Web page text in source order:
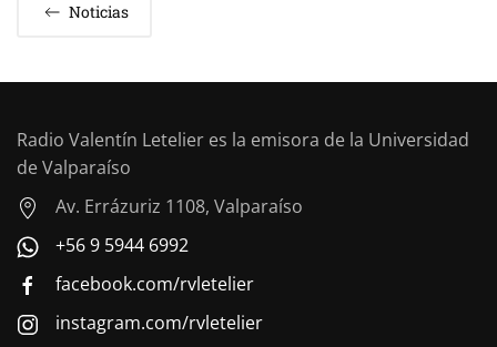
Noticias
Radio Valentín Letelier es la emisora de la Universidad
de Valparaíso
Av. Errázuriz 1108, Valparaíso
+56 9 5944 6992
facebook.com/rvletelier
instagram.com/rvletelier